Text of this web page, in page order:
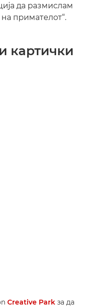
да размислам
примателот“.
картички
Creative Park за да